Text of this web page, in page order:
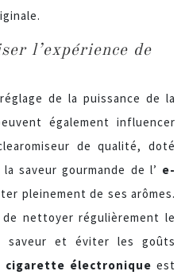
l’expérience de
de la puissance de la
également influencer
de qualité, doté
saveur gourmande de l’ e-
pleinement de ses arômes.
nettoyer régulièrement le
saveur et éviter les goûts
cigarette électronique est